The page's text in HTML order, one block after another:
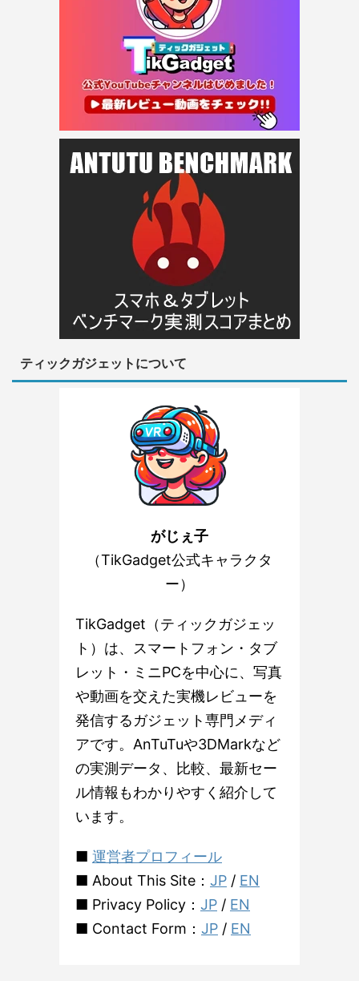
ティックガジェットについて
がじぇ子
（TikGadget公式キャラクタ
ー）
TikGadget（ティックガジェッ
ト）は、スマートフォン・タブ
レット・ミニPCを中心に、写真
や動画を交えた実機レビューを
発信するガジェット専門メディ
アです。AnTuTuや3DMarkなど
の実測データ、比較、最新セー
ル情報もわかりやすく紹介して
います。
■ 運営者プロフィール
■ About This Site： JP / EN
■ Privacy Policy： JP / EN
■ Contact Form： JP / EN